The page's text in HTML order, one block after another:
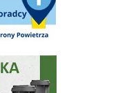
Miasta i Gminy Wieliczka